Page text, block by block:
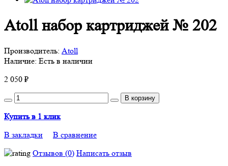
Atoll набор картриджей № 202
Производитель: Atoll
Наличие: Есть в наличии
2 050 ₽
В корзину
Купить в 1 клик
В закладки
В сравнение
Отзывов (0) Написать отзыв